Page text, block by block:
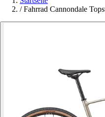
/ Fahrrad Cannondale